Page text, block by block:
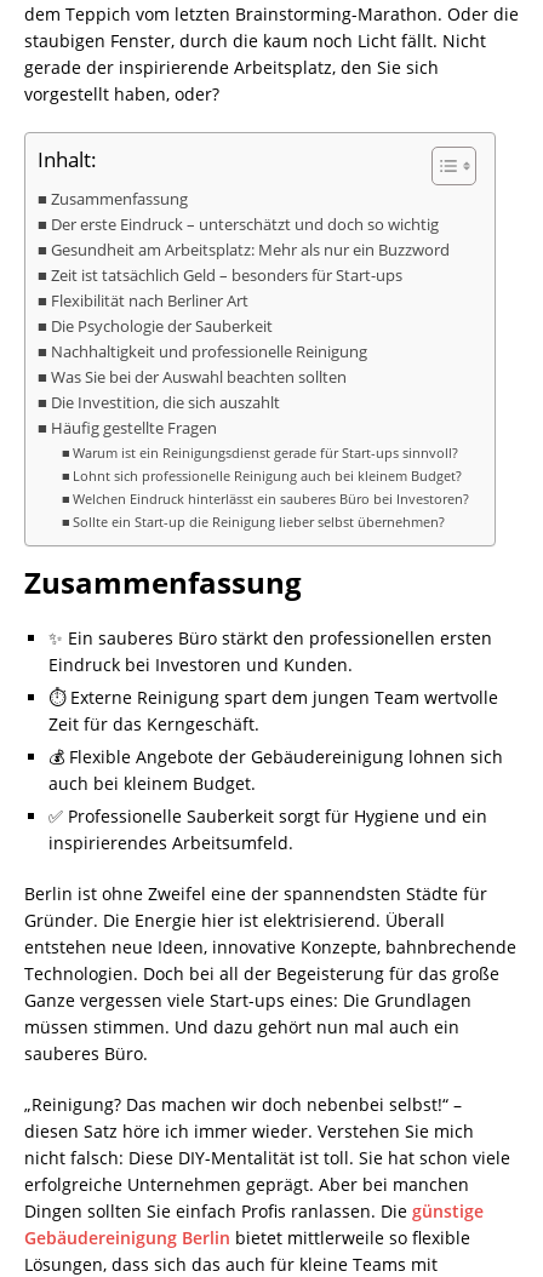
dem Teppich vom letzten Brainstorming-Marathon. Oder die
staubigen Fenster, durch die kaum noch Licht fällt. Nicht
gerade der inspirierende Arbeitsplatz, den Sie sich
vorgestellt haben, oder?
Inhalt:
Zusammenfassung
Der erste Eindruck – unterschätzt und doch so wichtig
Gesundheit am Arbeitsplatz: Mehr als nur ein Buzzword
Zeit ist tatsächlich Geld – besonders für Start-ups
Flexibilität nach Berliner Art
Die Psychologie der Sauberkeit
Nachhaltigkeit und professionelle Reinigung
Was Sie bei der Auswahl beachten sollten
Die Investition, die sich auszahlt
Häufig gestellte Fragen
Warum ist ein Reinigungsdienst gerade für Start-ups sinnvoll?
Lohnt sich professionelle Reinigung auch bei kleinem Budget?
Welchen Eindruck hinterlässt ein sauberes Büro bei Investoren?
Sollte ein Start-up die Reinigung lieber selbst übernehmen?
Zusammenfassung
✨ Ein sauberes Büro stärkt den professionellen ersten
Eindruck bei Investoren und Kunden.
⏱️ Externe Reinigung spart dem jungen Team wertvolle
Zeit für das Kerngeschäft.
💰 Flexible Angebote der Gebäudereinigung lohnen sich
auch bei kleinem Budget.
✅ Professionelle Sauberkeit sorgt für Hygiene und ein
inspirierendes Arbeitsumfeld.
Berlin ist ohne Zweifel eine der spannendsten Städte für
Gründer. Die Energie hier ist elektrisierend. Überall
entstehen neue Ideen, innovative Konzepte, bahnbrechende
Technologien. Doch bei all der Begeisterung für das große
Ganze vergessen viele Start-ups eines: Die Grundlagen
müssen stimmen. Und dazu gehört nun mal auch ein
sauberes Büro.
„Reinigung? Das machen wir doch nebenbei selbst!“ –
diesen Satz höre ich immer wieder. Verstehen Sie mich
nicht falsch: Diese DIY-Mentalität ist toll. Sie hat schon viele
erfolgreiche Unternehmen geprägt. Aber bei manchen
Dingen sollten Sie einfach Profis ranlassen. Die günstige
Gebäudereinigung Berlin bietet mittlerweile so flexible
Lösungen, dass sich das auch für kleine Teams mit